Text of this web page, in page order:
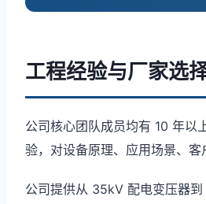
工程经验与厂家选
公司核心团队成员均有 10 年以
验，对设备原理、应用场景、客
公司提供从 35kV 配电变压器